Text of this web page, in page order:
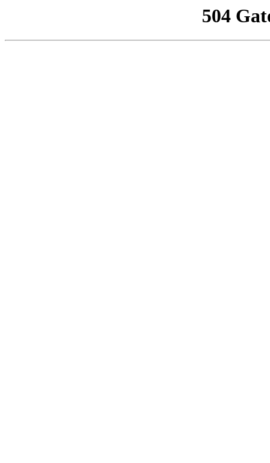
504